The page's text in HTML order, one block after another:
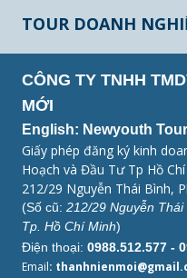
TOUR DOANH
CÔNG TY TNHH
MỚI
English: Newyouth
Giấy phép đăng ký kinh
Hoạch và Đầu Tư Tp Hồ
212/29 Nguyễn Thái Bình,
(Số cũ: 212/29 Nguyễn
Tp. Hồ Chí Minh)
Điện thoại: 0988.512.577 -
Email: